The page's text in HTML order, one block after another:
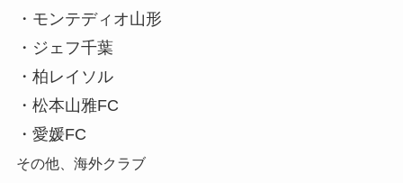
・モンテディオ山形
・ジェフ千葉
・柏レイソル
・松本山雅FC
・愛媛FC
その他、海外クラブ